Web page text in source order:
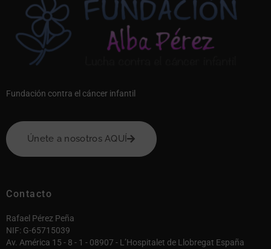
Fundación contra el cáncer infantil
Únete a nosotros AQUÍ
Contacto
Rafael Pérez Peña
NIF: G-65715039
Av. América 15 - 8 - 1 - 08907 - L’Hospitalet de Llobregat España